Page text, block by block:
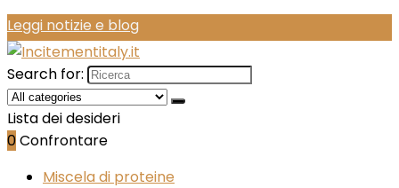
Leggi notizie e blog
Search for:
Lista dei desideri
0Confrontare
Miscela di proteine